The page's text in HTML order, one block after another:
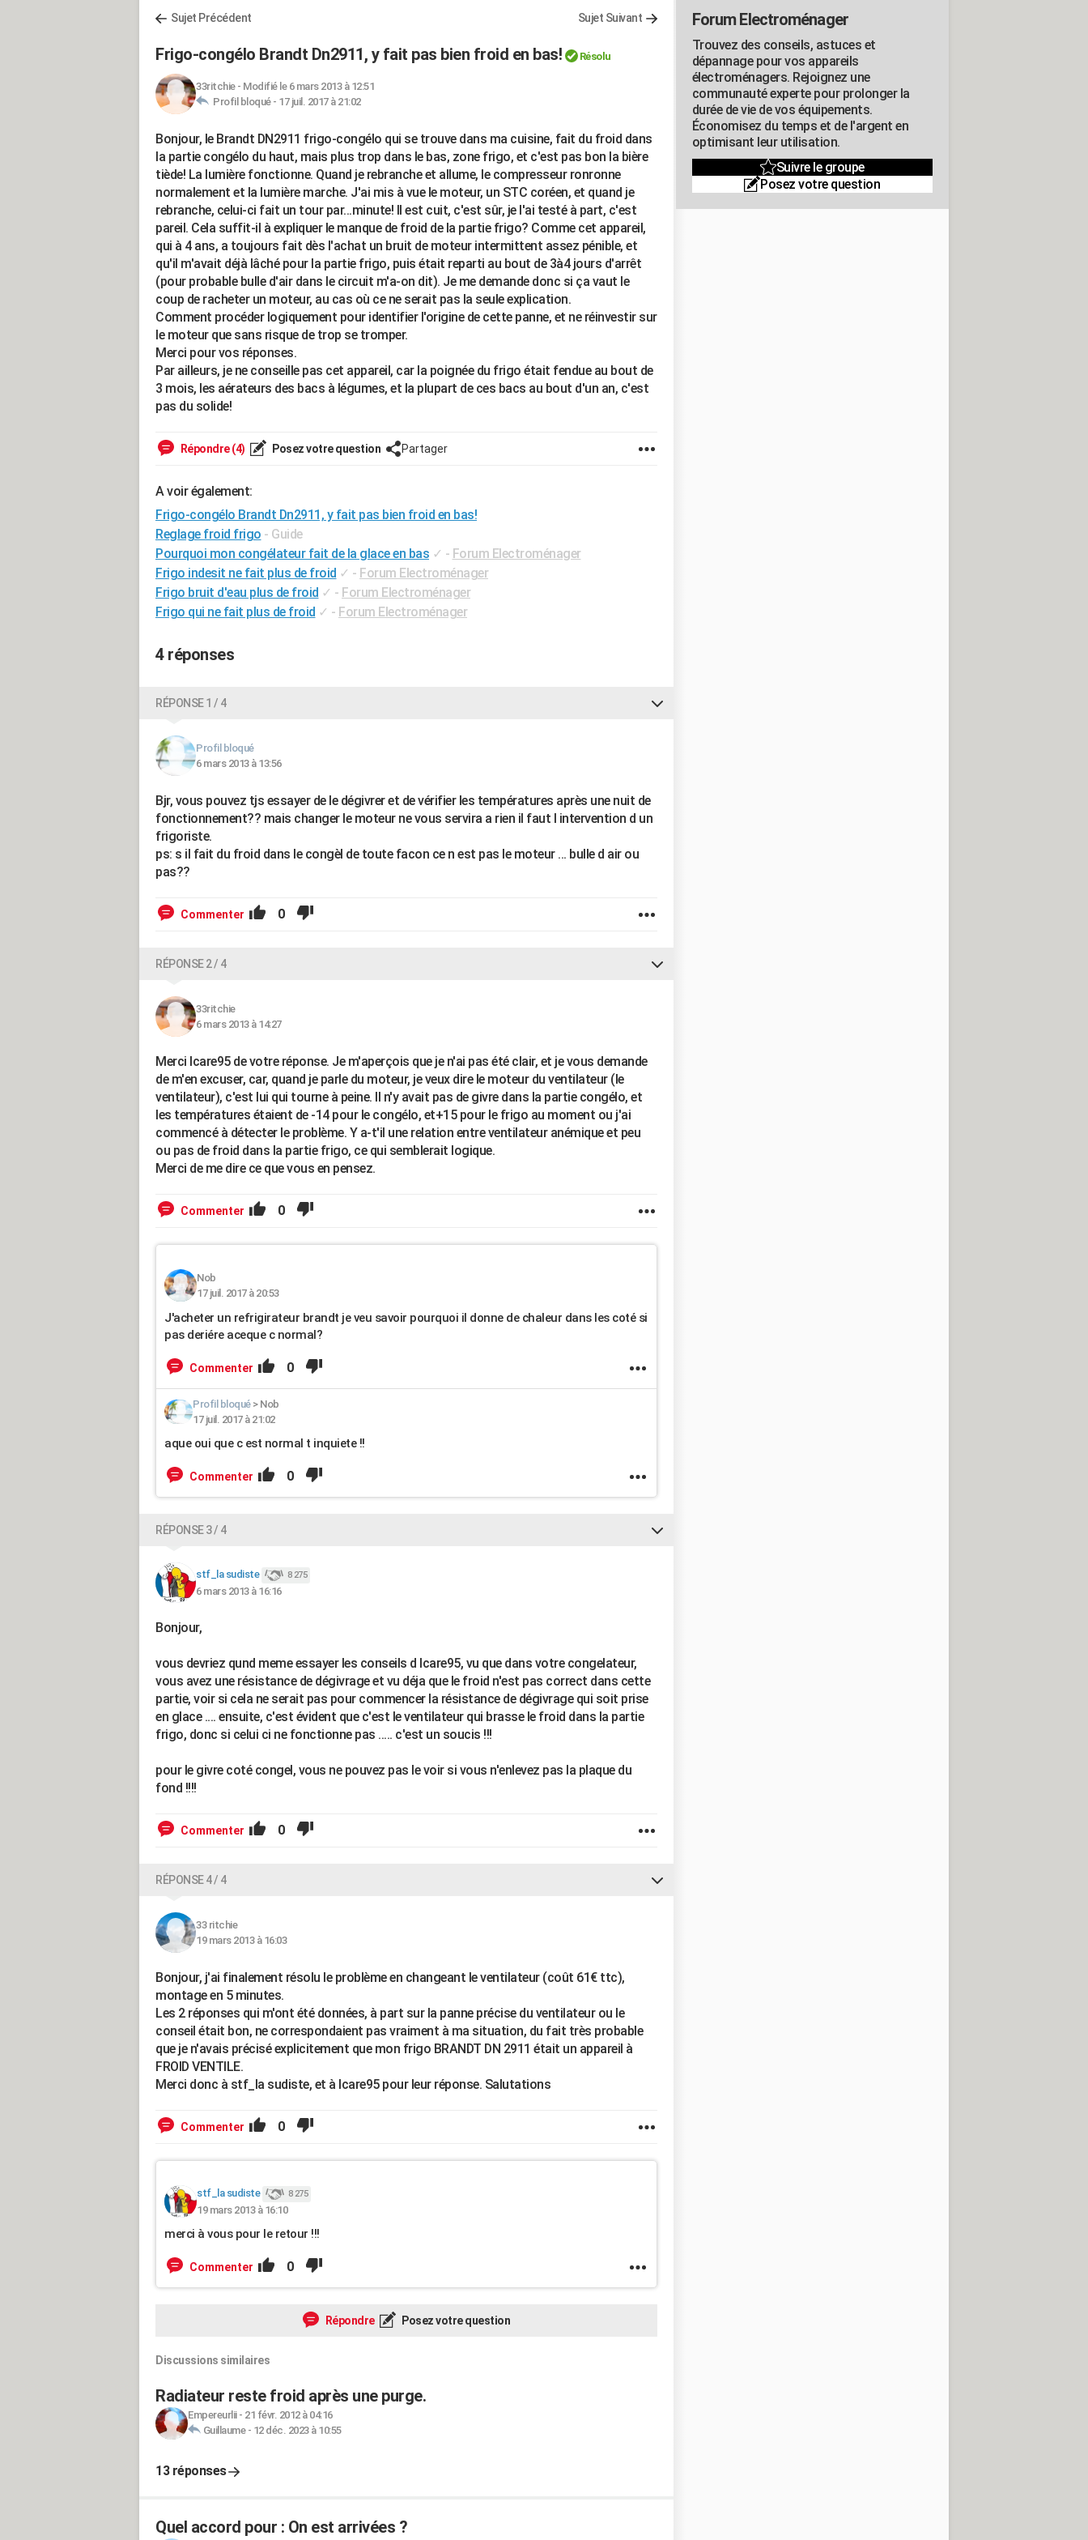
Sujet Précédent Sujet Suivant
Frigo-congélo Brandt Dn2911, y fait pas bien froid en bas! Résolu
33ritchie- Modifié le 6 mars 2013 à 12:51
Profil bloqué - 17 juil. 2017 à 21:02
Bonjour, le Brandt DN2911 frigo-congélo qui se trouve dans ma cuisine, fait du froid dans
la partie congélo du haut, mais plus trop dans le bas, zone frigo, et c'est pas bon la bière
tiède! La lumière fonctionne. Quand je rebranche et allume, le compresseur ronronne
normalement et la lumière marche. J'ai mis à vue le moteur, un STC coréen, et quand je
rebranche, celui-ci fait un tour par...minute! Il est cuit, c'est sûr, je l'ai testé à part, c'est
pareil. Cela suffit-il à expliquer le manque de froid de la partie frigo? Comme cet appareil,
qui à 4 ans, a toujours fait dès l'achat un bruit de moteur intermittent assez pénible, et
qu'il m'avait déjà lâché pour la partie frigo, puis était reparti au bout de 3à4 jours d'arrêt
(pour probable bulle d'air dans le circuit m'a-on dit). Je me demande donc si ça vaut le
coup de racheter un moteur, au cas où ce ne serait pas la seule explication.
Comment procéder logiquement pour identifier l'origine de cette panne, et ne réinvestir sur
le moteur que sans risque de trop se tromper.
Merci pour vos réponses.
Par ailleurs, je ne conseille pas cet appareil, car la poignée du frigo était fendue au bout de
3 mois, les aérateurs des bacs à légumes, et la plupart de ces bacs au bout d'un an, c'est
pas du solide!
Répondre (4) Posez votre question Partager
A voir également:
Frigo-congélo Brandt Dn2911, y fait pas bien froid en bas!
Reglage froid frigo - Guide
Pourquoi mon congélateur fait de la glace en bas ✓ - Forum Electroménager
Frigo indesit ne fait plus de froid ✓ - Forum Electroménager
Frigo bruit d'eau plus de froid ✓ - Forum Electroménager
Frigo qui ne fait plus de froid ✓ - Forum Electroménager
4 réponses
RÉPONSE 1 / 4
Profil bloqué
6 mars 2013 à 13:56
Bjr, vous pouvez tjs essayer de le dégivrer et de vérifier les températures après une nuit de
fonctionnement?? mais changer le moteur ne vous servira a rien il faut l intervention d un
frigoriste.
ps: s il fait du froid dans le congèl de toute facon ce n est pas le moteur ... bulle d air ou
pas??
Commenter 0
RÉPONSE 2 / 4
33ritchie
6 mars 2013 à 14:27
Merci Icare95 de votre réponse. Je m'aperçois que je n'ai pas été clair, et je vous demande
de m'en excuser, car, quand je parle du moteur, je veux dire le moteur du ventilateur (le
ventilateur), c'est lui qui tourne à peine. Il n'y avait pas de givre dans la partie congélo, et
les températures étaient de -14 pour le congélo, et+15 pour le frigo au moment ou j'ai
commencé à détecter le problème. Y a-t'il une relation entre ventilateur anémique et peu
ou pas de froid dans la partie frigo, ce qui semblerait logique.
Merci de me dire ce que vous en pensez.
Commenter 0
Nob
17 juil. 2017 à 20:53
J'acheter un refrigirateur brandt je veu savoir pourquoi il donne de chaleur dans les coté si
pas deriére aceque c normal?
Commenter 0
Profil bloqué> Nob
17 juil. 2017 à 21:02
aque oui que c est normal t inquiete !!
Commenter 0
RÉPONSE 3 / 4
stf_la sudiste 8 275
6 mars 2013 à 16:16
Bonjour,
vous devriez qund meme essayer les conseils d Icare95, vu que dans votre congelateur,
vous avez une résistance de dégivrage et vu déja que le froid n'est pas correct dans cette
partie, voir si cela ne serait pas pour commencer la résistance de dégivrage qui soit prise
en glace .... ensuite, c'est évident que c'est le ventilateur qui brasse le froid dans la partie
frigo, donc si celui ci ne fonctionne pas ..... c'est un soucis !!!
pour le givre coté congel, vous ne pouvez pas le voir si vous n'enlevez pas la plaque du
fond !!!!
Commenter 0
RÉPONSE 4 / 4
33 ritchie
19 mars 2013 à 16:03
Bonjour, j'ai finalement résolu le problème en changeant le ventilateur (coût 61€ ttc),
montage en 5 minutes.
Les 2 réponses qui m'ont été données, à part sur la panne précise du ventilateur ou le
conseil était bon, ne correspondaient pas vraiment à ma situation, du fait très probable
que je n'avais précisé explicitement que mon frigo BRANDT DN 2911 était un appareil à
FROID VENTILE.
Merci donc à stf_la sudiste, et à Icare95 pour leur réponse. Salutations
Commenter 0
stf_la sudiste 8 275
19 mars 2013 à 16:10
merci à vous pour le retour !!!
Commenter 0
Répondre Posez votre question
Discussions similaires
Radiateur reste froid après une purge.
Empereurlii- 21 févr. 2012 à 04:16
Guillaume- 12 déc. 2023 à 10:55
13 réponses
Quel accord pour : On est arrivées ?
Forum Electroménager
Trouvez des conseils, astuces et
dépannage pour vos appareils
électroménagers. Rejoignez une
communauté experte pour prolonger la
durée de vie de vos équipements.
Économisez du temps et de l'argent en
optimisant leur utilisation.
Suivre le groupe
Posez votre question